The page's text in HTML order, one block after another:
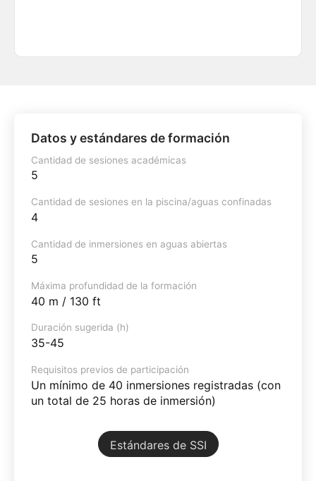
Datos y estándares de formación
Cantidad de sesiones académicas
5
Cantidad de sesiones en la piscina/aguas confinadas
4
Cantidad de inmersiones en aguas abiertas
5
Máxima profundidad de la formación
40 m / 130 ft
Duración sugerida (h)
35-45
Requisitos previos de participación
Un mínimo de 40 inmersiones registradas (con
un total de 25 horas de inmersión)
Estándares de SSI